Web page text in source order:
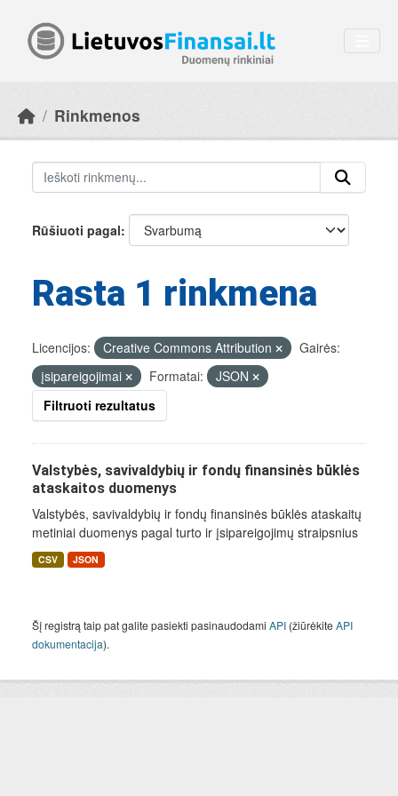
Rinkmenos
Rūšiuoti pagal
Rasta 1 rinkmena
Licencijos: Creative Commons Attribution
Gairės:
įsipareigojimai
Formatai:
JSON
Filtruoti rezultatus
Valstybės, savivaldybių ir fondų finansinės būklės
ataskaitos duomenys
Valstybės, savivaldybių ir fondų finansinės būklės ataskaitų
metiniai duomenys pagal turto ir įsipareigojimų straipsnius
CSV JSON
Šį registrą taip pat galite pasiekti pasinaudodami API (žiūrėkiteAPI
dokumentacija).